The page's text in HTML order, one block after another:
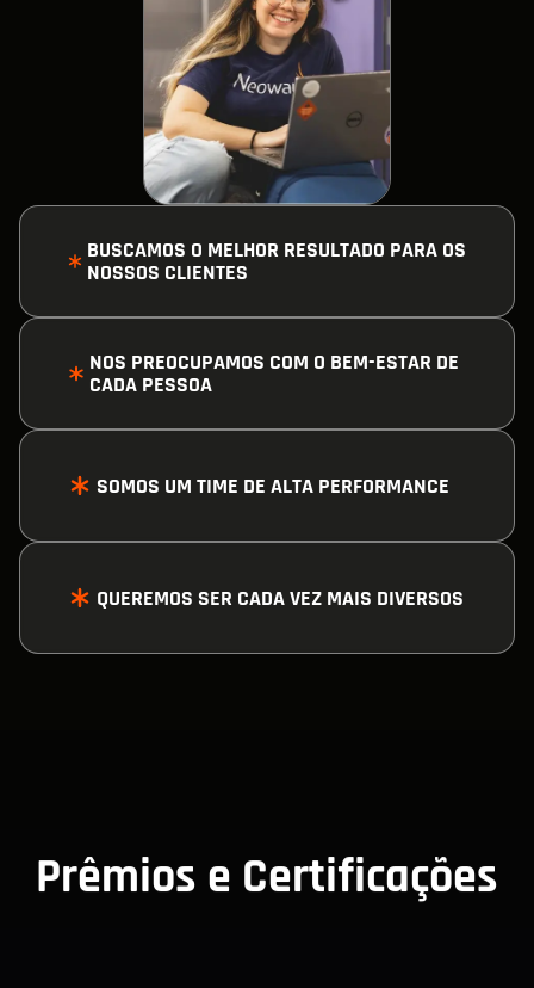
BUSCAMOS O MELHOR RESULTADO PARA OS
NOSSOS CLIENTES
BUSCAMOS O MELHOR RESULTADO PARA OS
NOSSOS CLIENTES
NOS PREOCUPAMOS COM O BEM-ESTAR DE
CADA PESSOA
NOS PREOCUPAMOS COM O BEM-ESTAR DE
CADA PESSOA
SOMOS UM TIME DE ALTA PERFORMANCE
SOMOS UM TIME DE ALTA PERFORMANCE
QUEREMOS SER CADA VEZ MAIS DIVERSOS
Prêmios e Certificações